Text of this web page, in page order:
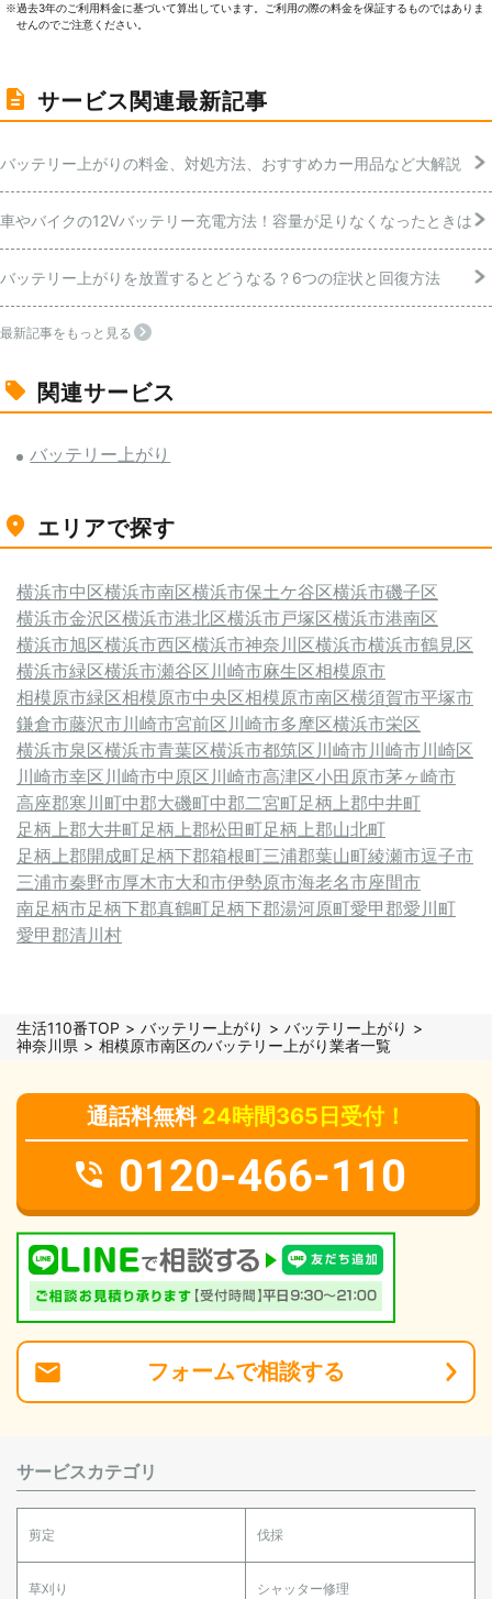
※過去3年のご利⽤料⾦に基づいて算出しています。ご利⽤の際の料⾦を保証するものではありま
せんのでご注意ください。
サービス関連最新記事
バッテリー上がりの料金、対処方法、おすすめカー用品など大解説
車やバイクの12Vバッテリー充電方法！容量が足りなくなったときは
バッテリー上がりを放置するとどうなる？6つの症状と回復方法
最新記事をもっと見る
関連サービス
バッテリー上がり
エリアで探す
横浜市中区横浜市南区横浜市保土ケ谷区横浜市磯子区
横浜市金沢区横浜市港北区横浜市戸塚区横浜市港南区
横浜市旭区横浜市西区横浜市神奈川区横浜市横浜市鶴見区
横浜市緑区横浜市瀬谷区 川崎市麻生区相模原市
相模原市緑区相模原市中央区相模原市南区横須賀市平塚市
鎌倉市藤沢市川崎市宮前区 川崎市多摩区横浜市栄区
横浜市泉区横浜市青葉区横浜市都筑区 川崎市川崎市川崎区
川崎市幸区 川崎市中原区 川崎市高津区小田原市茅ヶ崎市
高座郡寒川町中郡大磯町中郡二宮町足柄上郡中井町
足柄上郡大井町足柄上郡松田町足柄上郡山北町
足柄上郡開成町足柄下郡箱根町三浦郡葉山町綾瀬市逗子市
三浦市秦野市厚木市大和市伊勢原市海老名市座間市
南足柄市足柄下郡真鶴町足柄下郡湯河原町愛甲郡愛川町
愛甲郡清川村
生活110番TOP バッテリー上がり
バッテリー上がり
神奈川県
相模原市南区のバッテリー上がり業者一覧
通話料無料 24時間365日受付！
0120-466-110
フォームで相談する
サービスカテゴリ
剪定 伐採
草刈り シャッター修理